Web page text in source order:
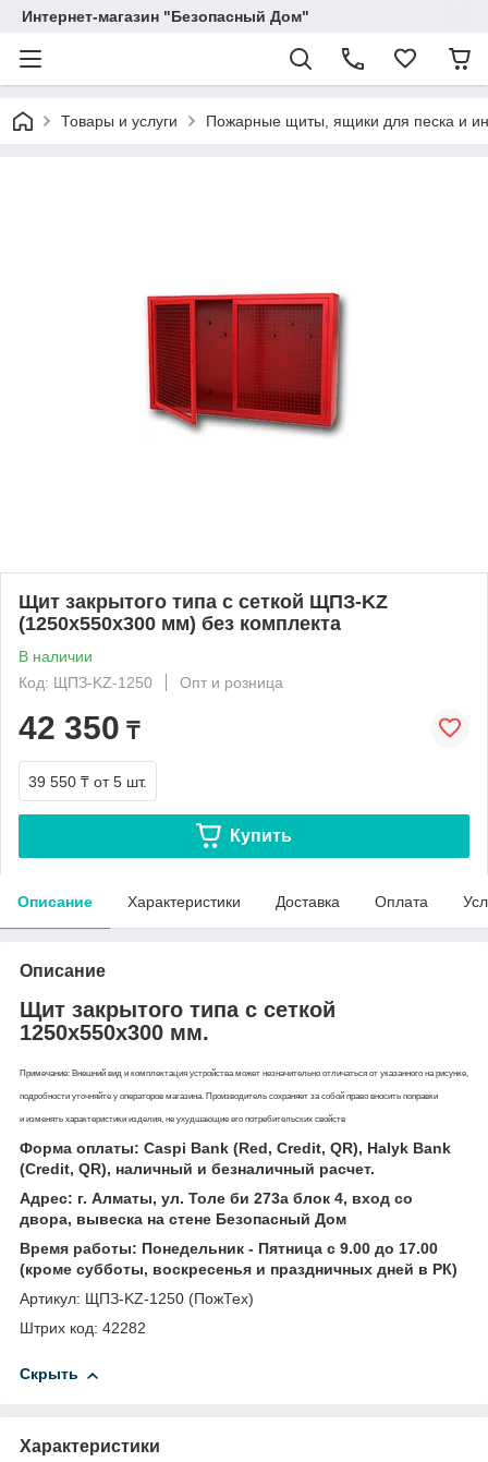
Интернет-магазин "Безопасный Дом"
Товары и услуги Пожарные щиты, ящики для песка и
Щит закрытого типа с сеткой ЩПЗ-KZ
(1250х550х300 мм) без комплекта
В наличии
Код: ЩПЗ-KZ-1250
Опт и розница
42 350 ₸
39 550 ₸ от 5 шт.
Купить
Описание Характеристики Доставка Оплата
Описание
Щит закрытого типа с сеткой
1250х550х300 мм.
Примечание: Внешний вид и комплектация устройства может незначительно отличаться от указанного на рисунке,
подробности уточняйте у операторов магазина. Производитель сохраняет за собой право вносить поправки
и изменять характеристики изделия, не ухудшающие его потребительских свойств
Форма оплаты: Caspi Bank (Red, Credit, QR), Halyk Bank
(Credit, QR), наличный и безналичный расчет.
Адрес: г. Алматы, ул. Толе би 273а блок 4, вход со
двора, вывеска на стене Безопасный Дом
Время работы: Понедельник - Пятница с 9.00 до 17.00
(кроме субботы, воскресенья и праздничных дней в РК)
Артикул: ЩПЗ-KZ-1250 (ПожТех)
Штрих код: 42282
Скрыть
Характеристики